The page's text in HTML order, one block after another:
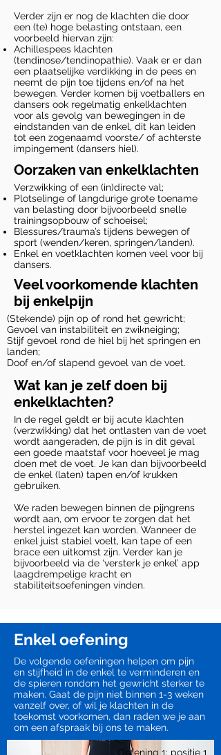
Verder zijn er nog de klachten die door
een (te) hoge belasting ontstaan, een
voorbeeld hiervan zijn:
Achillespees klachten
(tendinose/tendinopathie). Vaak er er dan
een plaatselijke verdikking in de pees en
neemt de pijn toe tijdens en/of na het
bewegen. Verder komen bij voetballers en
dansers ook regelmatig enkelklachten
voor als gevolg van bewegingen in de
eindstanden van de enkel, dit kan leiden
tot een zogenaamd voorste/ of achterste
impingement (dansers hiel).
Oorzaken van enkelklachten
Verzwikking of een (in)directe val;
Plotselinge of langdurige grote toename
van belasting door bijvoorbeeld snelle
trainingsopbouw of schoeisel;
Blessures/trauma’s tijdens bewegen of
sport (wenden/keren, springen/landen).
Enkel en voetklachten komen veel voor bij
dansers.
Veel voorkomende klachten
bij enkelpijn
(Stekende) pijn op of rond het gewricht;
Gevoel van instabiliteit en zwikneiging;
Stijf gevoel rond de hiel bij het springen en
landen;
Doof en/of slapend gevoel van de voet.
Wat kan je zelf doen bij
enkelklachten?
In de regel geldt er bij acute klachten
(verzwikking) dat het ontlasten van de voet
wordt aangeraden, de pijn is in dit geval
een goede maatstaf voor hoeveel je mag
doen met de voet. Je kan dan bijvoorbeeld
de enkel (laten) tapen en/of krukken
gebruiken.
We raden bewegen binnen de pijngrens
wordt aan, om ervoor te zorgen dat het
herstel ingezet kan worden. Wanneer de
enkel juist stabiel voelt, kan tape of een
brace een uitkomst zijn. Verder kan je
bijvoorbeeld via de ‘versterk je enkel’ app
laagdrempelige kracht en
stabiliteitsoefeningen vinden.
Enkel oefening
De volgende oefeningen helpen om pijn
en stijfheid in de enkel te verminderen en
de spieren rondom het gewricht sterker te
maken. Gaat de pijn niet binnen 1-3 weken
vanzelf over, of wil je klachten in de
toekomst voorkomen, dan raden we je aan
om een afspraak bij ons te maken.
Oefening 1: positie 1